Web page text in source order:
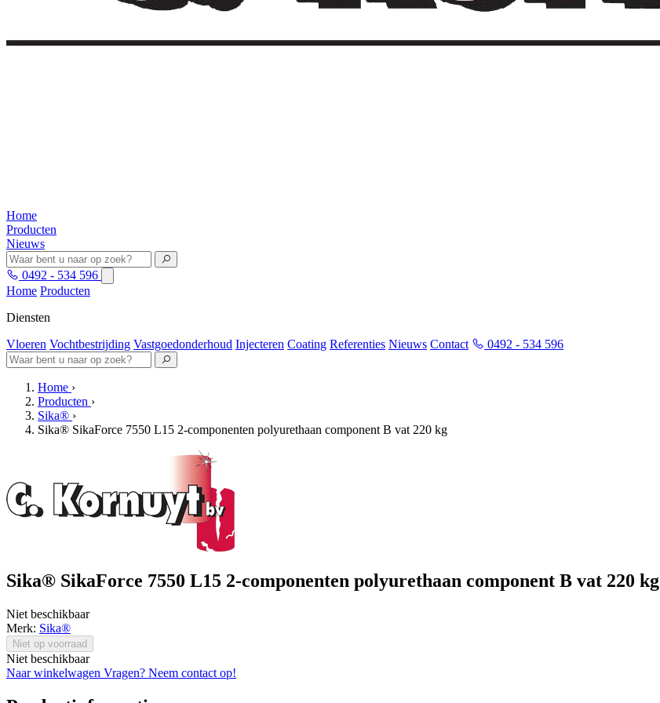
Home
Producten
Nieuws
0492 - 534 596
Home Producten
Diensten
Vloeren Vochtbestrijding Vastgoedonderhoud Injecteren Coating Referenties Nieuws Contact 0492 - 534 596
Home ›
Producten ›
Sika® ›
Sika® SikaForce 7550 L15 2-componenten polyurethaan component B vat 220 kg
Sika® SikaForce 7550 L15 2-componenten polyurethaan component B vat 220 kg
Niet beschikbaar
Merk: Sika®
Niet op voorraad
Niet beschikbaar
Naar winkelwagen Vragen? Neem contact op!